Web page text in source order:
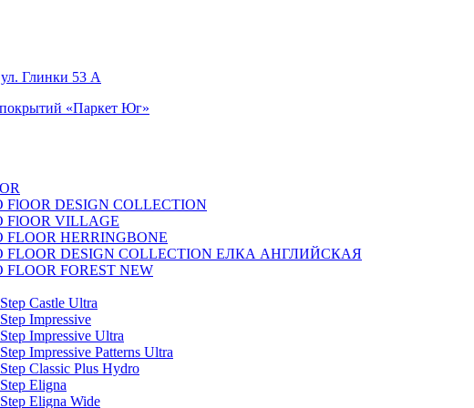
Глинки 53 А
FlOOR DESIGN COLLECTION
FlOOR VILLAGE
FLOOR HERRINGBONE
FLOOR DESIGN COLLECTION ЕЛКА АНГЛИЙСКАЯ
FLOOR FOREST NEW
Castle Ultra
Impressive
Impressive Ultra
Impressive Patterns Ultra
Classic Plus Hydro
Eligna
Eligna Wide